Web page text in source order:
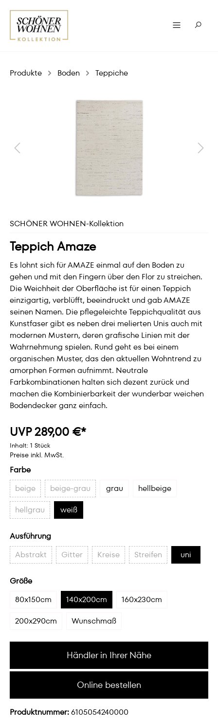
Produkte Boden Teppiche
SCHÖNER WOHNEN-Kollektion
Teppich Amaze
Es lohnt sich für AMAZE einmal auf den Boden zu
gehen und mit den Fingern über den Flor zu streichen.
Die Weichheit der Oberfläche ist für einen Teppich
einzigartig, verblüfft, beeindruckt und gab AMAZE
seinen Namen. Die pflegeleichte Teppichqualität aus
Kunstfaser gibt es neben drei melierten Unis auch mit
modernen Mustern, deren grafische Linien mit der
Wahrnehmung spielen. Rund geht es bei einem
organischen Muster, das den aktuellen Wohntrend zu
amorphen Formen aufnimmt. Neutrale
Farbkombinationen halten sich dezent zurück und
machen die Kombinierbarkeit der wunderbar weichen
Bodendecker ganz einfach.
UVP 289,00 €*
Inhalt: 1 Stück
Preise inkl. MwSt.
Farbe
beige
beige-grau grau
hellbeige
hellgrau
weiß
Ausführung
Abstrakt
Gitter Kreise Streifen uni
Größe
80x150cm
140x200cm
160x230cm
200x290cm
Wunschmaß
Händler in Ihrer Nähe
Online bestellen
Produktnummer:6105054240000